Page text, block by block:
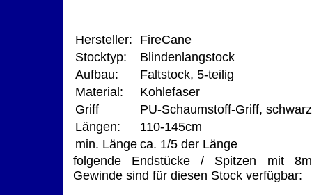
Hersteller:
FireCane
Stocktyp:
Blindenlangstock
Aufbau:
Faltstock, 5-teilig
Material:
Kohlefaser
Griff
PU-Schaumstoff-Griff, schwarz
Längen:
110-145cm
min. Länge ca. 1/5 der Länge
folgende Endstücke / Spitzen mit
Gewindesind für diesen Stock verfügbar: